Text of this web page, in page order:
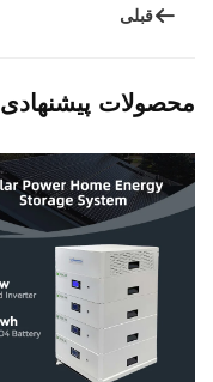
قبلی
محصولات پیشنهادی